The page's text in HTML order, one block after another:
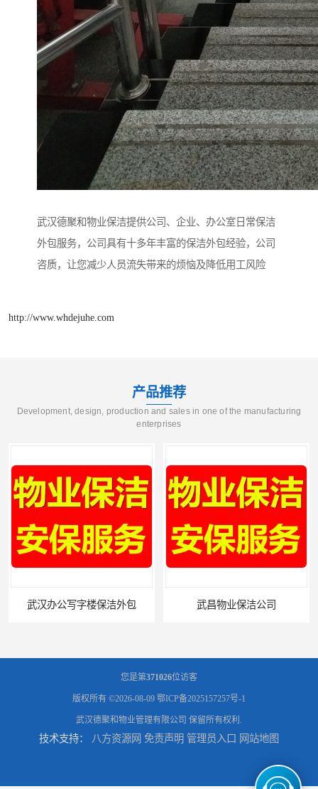
武汉德聚和物业保洁提供公司、企业、办公室日常保洁
外包服务，公司具有十多年丰富的保洁外包经验，公司
咨质，让您减少人员流失带来的烦恼及降低用工风险
http://www.whdejuhe.com
产品推荐
Development, design, production and sales in one of the manufacturing
enterprises
写字楼保洁外包 武昌物业保洁公司
武昌专业物业保洁
您是第371026位访客
版权所有 ©2026-08-09 鄂ICP备2025157257号-1
武汉德聚和物业管理有限公司 保留所有权利.
技术支持： 八方资源网 免责声明 管理员入口 网站地图